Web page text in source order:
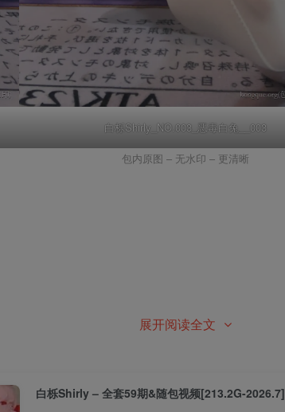
白栎Shirly_NO.003_恶毒白兔__003
包内原图 – 无水印 – 更清晰
展开阅读全文
白栎Shirly – 全套59期&随包视频[213.2G-2026.7]